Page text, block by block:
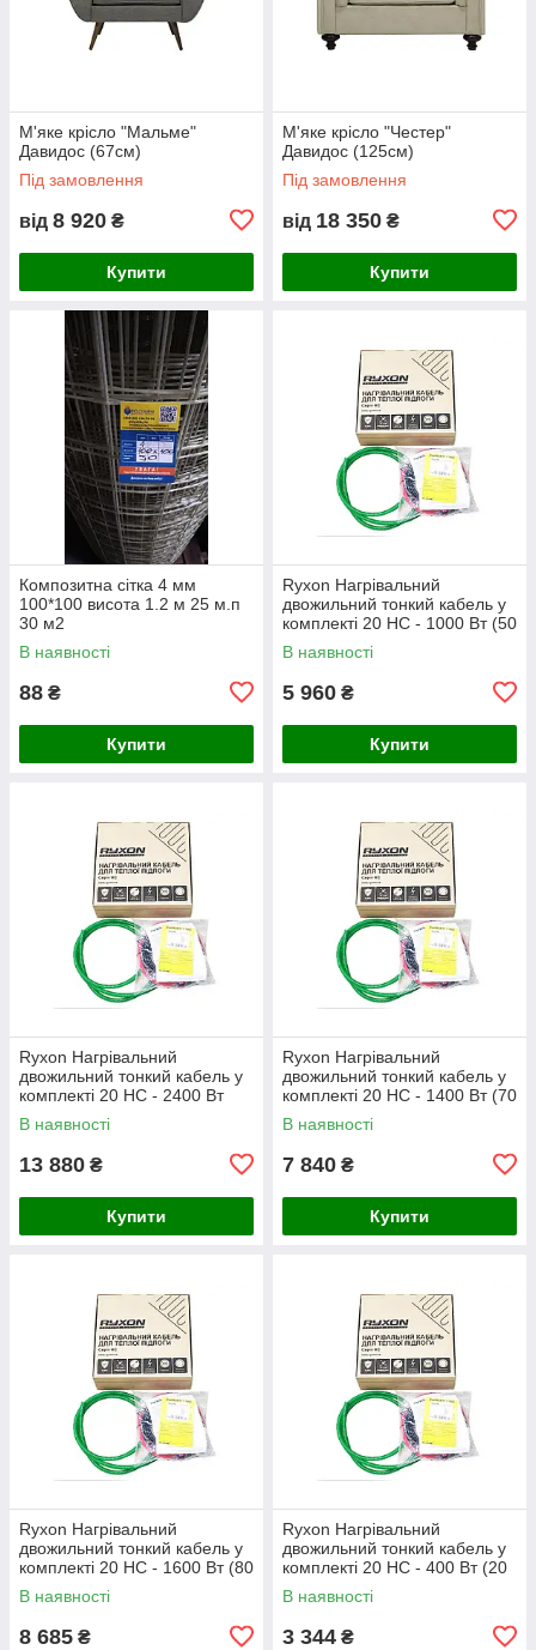
М'яке крісло "Мальме"
Давидос (67см)
Під замовлення
від 8 920 ₴
Купити
М'яке крісло "Честер"
Давидос (125см)
Під замовлення
від 18 350 ₴
Купити
Композитна сітка 4 мм
100*100 висота 1.2 м 25 м.п
30 м2
В наявності
88 ₴
Купити
Ryxon Нагрівальний
двожильний тонкий кабель у
комплекті 20 HC - 1000 Вт (50
м)
В наявності
5 960 ₴
Купити
Ryxon Нагрівальний
двожильний тонкий кабель у
комплекті 20 HC - 2400 Вт
(120 м)
В наявності
13 880 ₴
Купити
Ryxon Нагрівальний
двожильний тонкий кабель у
комплекті 20 HC - 1400 Вт (70
м)
В наявності
7 840 ₴
Купити
Ryxon Нагрівальний
двожильний тонкий кабель у
комплекті 20 HC - 1600 Вт (80
м)
В наявності
8 685 ₴
Ryxon Нагрівальний
двожильний тонкий кабель у
комплекті 20 HC - 400 Вт (20
м)
В наявності
3 344 ₴